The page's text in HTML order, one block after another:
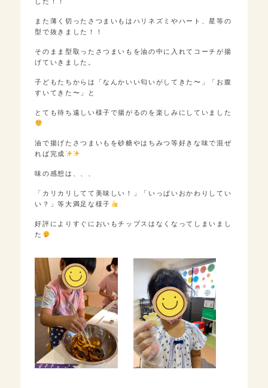
また薄く切ったさつまいもはハリネズミやハート、星等の
型で抜きました！！
そのまま型取ったさつまいもを油の中に入れてコーチが揚
げていきました。
子どもたちからは「なんかいい匂いがしてきた〜」「お腹
すいてきた〜」と
とても待ち遠しい様子で揚がるのを楽しみにしていました
油で揚げたさつまいもを砂糖やはちみつ等好きな味で混ぜ
れば完成
味の感想は、、、
「カリカリしてて美味しい！」「いっぱいおかわりしてい
い？」等大満足な様子
好評によりすぐにおいもチップスはなくなってしまいまし
た